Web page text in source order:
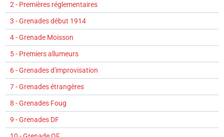
2 - Premières réglementaires
3 - Grenades début 1914
4 - Grenade Moisson
5 - Premiers allumeurs
6 - Grenades d'improvisation
7 - Grenades étrangères
8 - Grenades Foug
9 - Grenades DF